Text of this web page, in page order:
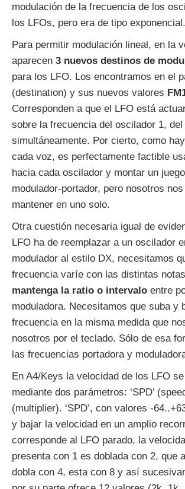
modulación de la frecuencia de los
los LFOs, pero era de tipo exponencial.
Para permitir modulación lineal, en la
aparecen 3 nuevos destinos de
para los LFO. Los encontramos en el
(destination) y sus nuevos valores
Corresponden a que el LFO está
sobre la frecuencia del oscilador 1, del
simultáneamente. Por cierto, como
cada voz, es perfectamente factible
hacia cada oscilador y montar un
modulador-portador, pero nosotros
mantener en uno solo.
Otra cuestión necesaria igual de
LFO ha de reemplazar a un oscilador
modulador al estilo DX, necesitamos
frecuencia varíe con las distintas
mantenga la ratio o intervalo entre
moduladora. Necesitamos que suba y
frecuencia en la misma medida que
nosotros por el teclado. Sólo de esa
las frecuencias portadora y
En A4/Keys la velocidad de los LFO
mediante dos parámetros: ‘SPD’
(multiplier). ‘SPD’, con valores -
y bajar la velocidad en un amplio
corresponde al LFO parado, la
presenta con 1 es doblada con 2, que
dobla con 4, esta con 8 y así